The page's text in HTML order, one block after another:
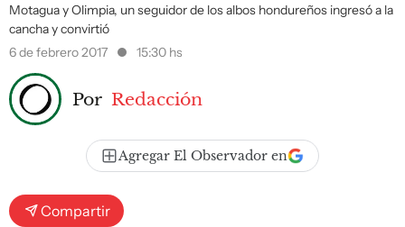
Motagua y Olimpia, un seguidor de los albos hondureños ingresó a la
cancha y convirtió
6 de febrero 2017
15:30 hs
Por Redacción
Agregar El Observador en
Compartir